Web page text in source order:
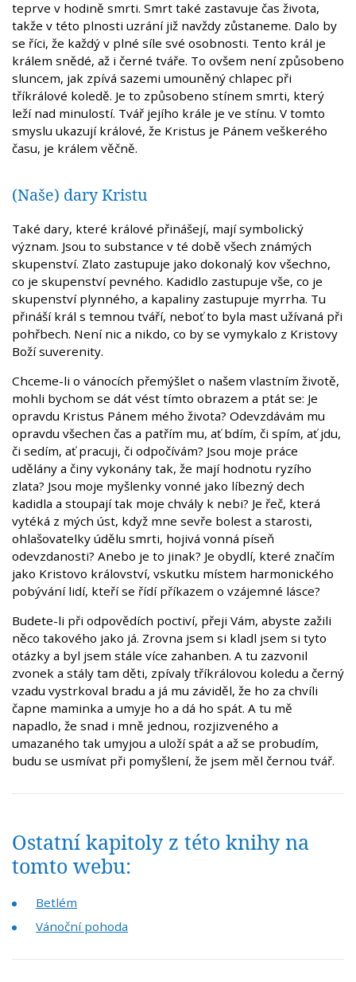
teprve v hodině smrti. Smrt také zastavuje čas života,
takže v této plnosti uzrání již navždy zůstaneme. Dalo by
se říci, že každý v plné síle své osobnosti. Tento král je
králem snědé, až i černé tváře. To ovšem není způsobeno
sluncem, jak zpívá sazemi umouněný chlapec při
tříkrálové koledě. Je to způsobeno stínem smrti, který
leží nad minulostí. Tvář jejího krále je ve stínu. V tomto
smyslu ukazují králové, že Kristus je Pánem veškerého
času, je králem věčně.
(Naše) dary Kristu
Také dary, které králové přinášejí, mají symbolický
význam. Jsou to substance v té době všech známých
skupenství. Zlato zastupuje jako dokonalý kov všechno,
co je skupenství pevného. Kadidlo zastupuje vše, co je
skupenství plynného, a kapaliny zastupuje myrrha. Tu
přináší král s temnou tváří, neboť to byla mast užívaná při
pohřbech. Není nic a nikdo, co by se vymykalo z Kristovy
Boží suverenity.
Chceme-li o vánocích přemýšlet o našem vlastním životě,
mohli bychom se dát vést tímto obrazem a ptát se: Je
opravdu Kristus Pánem mého života? Odevzdávám mu
opravdu všechen čas a patřím mu, ať bdím, či spím, ať jdu,
či sedím, ať pracuji, či odpočívám? Jsou moje práce
udělány a činy vykonány tak, že mají hodnotu ryzího
zlata? Jsou moje myšlenky vonné jako líbezný dech
kadidla a stoupají tak moje chvály k nebi? Je řeč, která
vytéká z mých úst, když mne sevře bolest a starosti,
ohlašovatelky údělu smrti, hojivá vonná píseň
odevzdanosti? Anebo je to jinak? Je obydlí, které značím
jako Kristovo království, vskutku místem harmonického
pobývání lidí, kteří se řídí příkazem o vzájemné lásce?
Budete-li při odpovědích poctiví, přeji Vám, abyste zažili
něco takového jako já. Zrovna jsem si kladl jsem si tyto
otázky a byl jsem stále více zahanben. A tu zazvonil
zvonek a stály tam děti, zpívaly tříkrálovou koledu a černý
vzadu vystrkoval bradu a já mu záviděl, že ho za chvíli
čapne maminka a umyje ho a dá ho spát. A tu mě
napadlo, že snad i mně jednou, rozjizveného a
umazaného tak umyjou a uloží spát a až se probudím,
budu se usmívat při pomyšlení, že jsem měl černou tvář.
Ostatní kapitoly z této knihy na
tomto webu:
Betlém
Vánoční pohoda